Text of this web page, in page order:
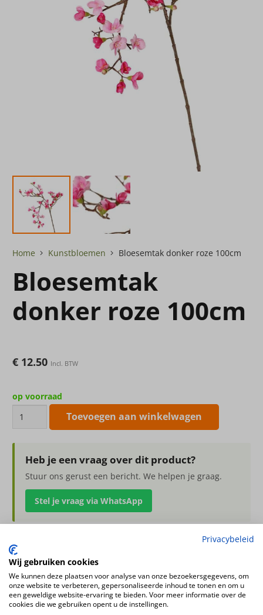
Home Kunstbloemen Bloesemtak donker roze 100cm
Bloesemtak
donker roze 100cm
€ 12.50 Incl. BTW
op voorraad
Bloesemtak
roze
100cm
aantal
Toevoegen aan winkelwagen
Heb je een vraag over dit product?
Stuur ons gerust een bericht. We helpen je graag.
Stel je vraag via WhatsApp
Bloesemtak donker roze 100cm
2 vertakkingen, 31 bloemen 11 sets blaadjes
Kleur
Privacybeleid
Wij gebruiken cookies
We kunnen deze plaatsen voor analyse van onze bezoekersgegevens, om
onze website te verbeteren, gepersonaliseerde inhoud te tonen en om u
een geweldige website-ervaring te bieden. Voor meer informatie over de
cookies die we gebruiken opent u de instellingen.